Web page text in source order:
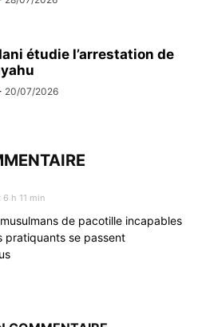
étudie l’arrestation de
20/07/2026
h 11 min
de pacotille incapables
pratiquants se passent